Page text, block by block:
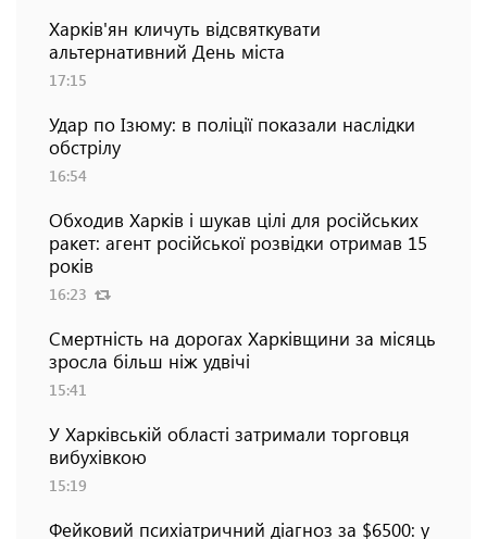
Харків'ян кличуть відсвяткувати
альтернативний День міста
17:15
Удар по Ізюму: в поліції показали наслідки
обстрілу
16:54
Обходив Харків і шукав цілі для російських
ракет: агент російської розвідки отримав 15
років
16:23
Смертність на дорогах Харківщини за місяць
зросла більш ніж удвічі
15:41
У Харківській області затримали торговця
вибухівкою
15:19
Фейковий психіатричний діагноз за $6500: у